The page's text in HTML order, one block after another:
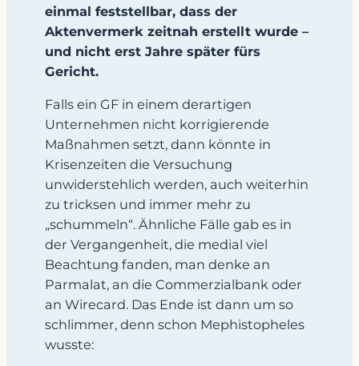
einmal feststellbar, dass der
Aktenvermerk zeitnah erstellt wurde –
und nicht erst Jahre später fürs
Gericht.
Falls ein GF in einem derartigen
Unternehmen nicht korrigierende
Maßnahmen setzt, dann könnte in
Krisenzeiten die Versuchung
unwiderstehlich werden, auch weiterhin
zu tricksen und immer mehr zu
„schummeln“. Ähnliche Fälle gab es in
der Vergangenheit, die medial viel
Beachtung fanden, man denke an
Parmalat, an die Commerzialbank oder
an Wirecard. Das Ende ist dann um so
schlimmer, denn schon Mephistopheles
wusste: